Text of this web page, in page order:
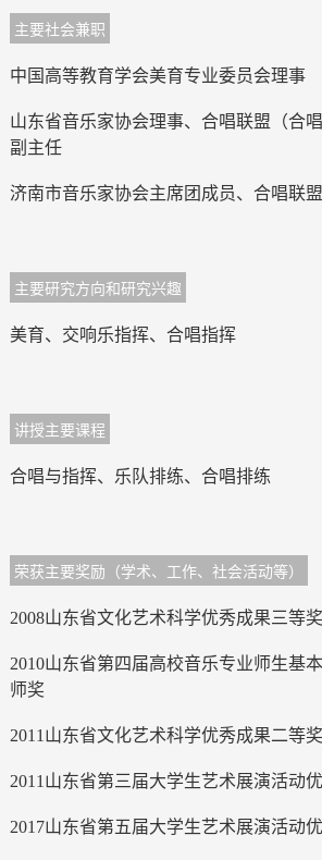
主要社会兼职
中国高等教育学会美育专业委员会理事
山东省音乐家协会理事、合唱联盟（合
副主任
济南市音乐家协会主席团成员、合唱联
主要研究方向和研究兴趣
美育、交响乐指挥、合唱指挥
讲授主要课程
合唱与指挥、乐队排练、合唱排练
荣获主要奖励（学术、工作、社会活动等）
2008山东省文化艺术科学优秀成果三等奖
2010山东省第四届高校音乐专业师生基
师奖
2011山东省文化艺术科学优秀成果二等奖
2011山东省第三届大学生艺术展演活动
2017山东省第五届大学生艺术展演活动